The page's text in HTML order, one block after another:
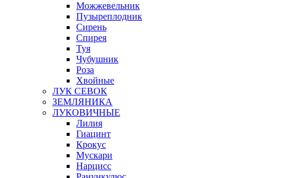
Можжевельник
Пузыреплодник
Сирень
Спирея
Туя
Чубушник
Роза
Хвойные
ЛУК СЕВОК
ЗЕМЛЯНИКА
ЛУКОВИЧНЫЕ
Лилия
Гиацинт
Крокус
Мускари
Нарцисс